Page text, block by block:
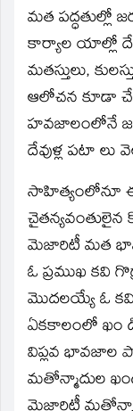
మత పద్ధతుల్లో
కార్యాల యాల్లో
మతస్తులు,
ఆలోచన కూడా
హవజాలంలోనే
దేవుళ్ల పటా లు
సాహిత్యంలోనూ
చైతన్యవంతులైన
మెజారిటీ మత
ఓ ప్రముఖ కవి
మొదలయ్యే ఓ
ఏకకాలంలో ఖం
విప్లవ భావజాల
మతోన్మాదుల